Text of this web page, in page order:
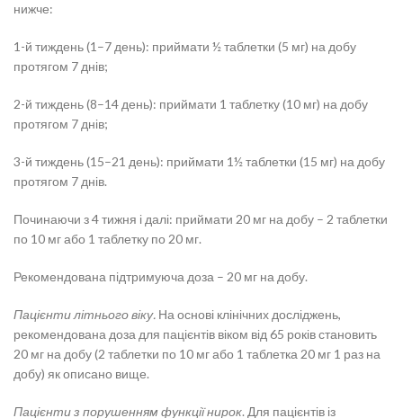
нижче:
1-й тиждень (1–7 день): приймати ½ таблетки (5 мг) на добу
протягом 7 днів;
2-й тиждень (8–14 день): приймати 1 таблетку (10 мг) на добу
протягом 7 днів;
3-й тиждень (15–21 день): приймати 1½ таблетки (15 мг) на добу
протягом 7 днів.
Починаючи з 4 тижня і далі: приймати 20 мг на добу – 2 таблетки
по 10 мг або 1 таблетку по 20 мг.
Рекомендована підтримуюча доза – 20 мг на добу.
Пацієнти літнього віку. На основі клінічних досліджень,
рекомендована доза для пацієнтів віком від 65 років становить
20 мг на добу (2 таблетки по 10 мг або 1 таблетка 20 мг 1 раз на
добу) як описано вище.
Пацієнти з порушенням функції нирок. Для пацієнтів із